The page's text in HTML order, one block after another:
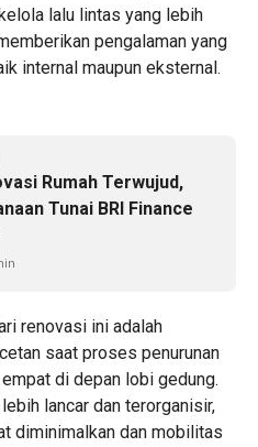
lalu lintas yang lebih
pengalaman yang
internal maupun eksternal.
Rumah Terwujud,
Tunai BRI Finance
renovasi ini adalah
saat proses penurunan
di depan lobi gedung.
lancar dan terorganisir,
diminimalkan dan mobilitas